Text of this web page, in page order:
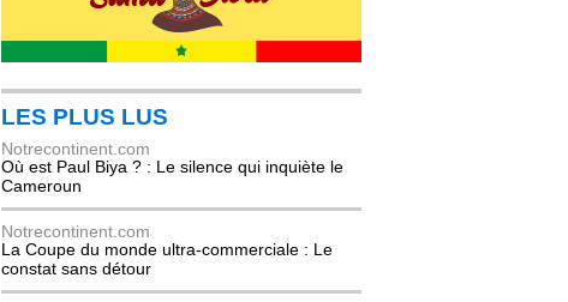
LES PLUS LUS
Notrecontinent.com
Où est Paul Biya ? : Le silence qui inquiète le
Cameroun
Notrecontinent.com
La Coupe du monde ultra-commerciale : Le
constat sans détour